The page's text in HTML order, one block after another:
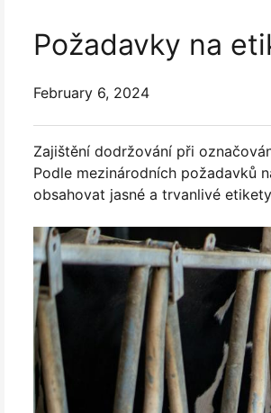
Požadavky na
February 6, 2024
Zajištění dodržování při
Podle mezinárodních požadavků
obsahovat jasné a trvanlivé